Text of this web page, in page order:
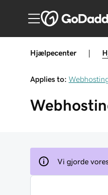
Hjælpecenter
Applies to:
Vi gjorde